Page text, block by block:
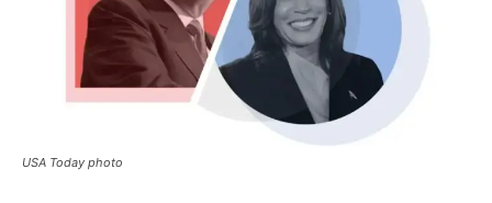
USA Today photo